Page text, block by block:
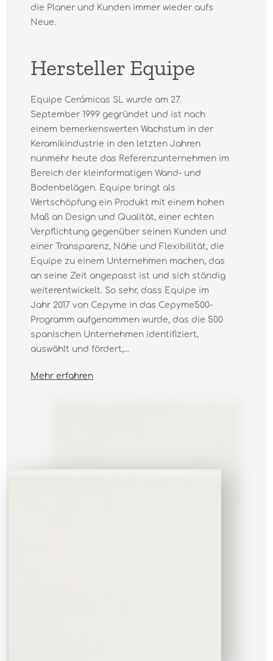
die Planer und Kunden immer wieder aufs
Neue.
Hersteller Equipe
Equipe Cerámicas SL wurde am 27.
September 1999 gegründet und ist nach
einem bemerkenswerten Wachstum in der
Keramikindustrie in den letzten Jahren
nunmehr heute das Referenzunternehmen im
Bereich der kleinformatigen Wand- und
Bodenbelägen. Equipe bringt als
Wertschöpfung ein Produkt mit einem hohen
Maß an Design und Qualität, einer echten
Verpflichtung gegenüber seinen Kunden und
einer Transparenz, Nähe und Flexibilität, die
Equipe zu einem Unternehmen machen, das
an seine Zeit angepasst ist und sich ständig
weiterentwickelt. So sehr, dass Equipe im
Jahr 2017 von Cepyme in das Cepyme500-
Programm aufgenommen wurde, das die 500
spanischen Unternehmen identifiziert,
auswählt und fördert,...
Mehr erfahren